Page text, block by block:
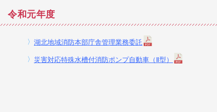
令和元年度
〉 湖北地域消防本部庁舎管理業務委託
〉 災害対応特殊水槽付消防ポンプ自動車（Ⅱ型）